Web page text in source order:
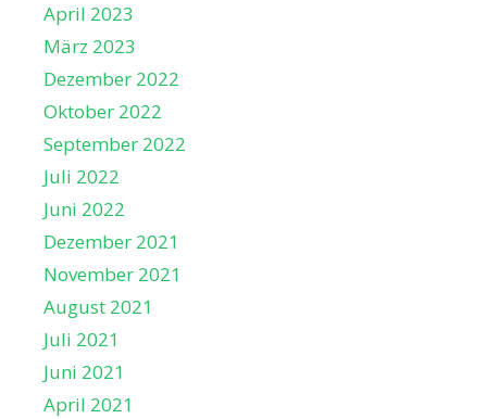
April 2023
März 2023
Dezember 2022
Oktober 2022
September 2022
Juli 2022
Juni 2022
Dezember 2021
November 2021
August 2021
Juli 2021
Juni 2021
April 2021